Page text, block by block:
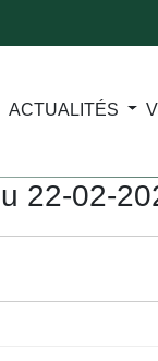
ACTUALITÉS
22-02-